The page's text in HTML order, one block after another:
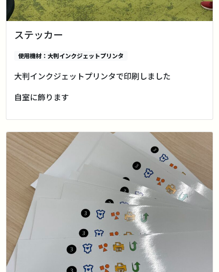
ステッカー
使用機材：大判インクジェットプリンタ
大判インクジェットプリンタで印刷しました
自室に飾ります